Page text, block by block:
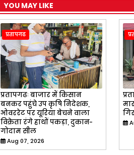
YOU MAY LIKE
प्रतापगढ
प्रतापगढः बाजार में किसान
बनकर पहुंचे उप कृषि निदेशक,
ओवररेट पर यूरिया बेचने वाला
विक्रेता रंगे हाथों पकड़ा, दुकान-
गोदाम सील
Aug 07, 2026